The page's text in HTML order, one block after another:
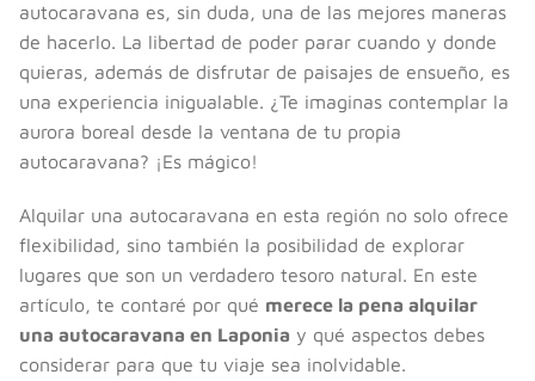
autocaravana es, sin duda, una de las mejores maneras
de hacerlo. La libertad de poder parar cuando y donde
quieras, además de disfrutar de paisajes de ensueño, es
una experiencia inigualable. ¿Te imaginas contemplar la
aurora boreal desde la ventana de tu propia
autocaravana? ¡Es mágico!
Alquilar una autocaravana en esta región no solo ofrece
flexibilidad, sino también la posibilidad de explorar
lugares que son un verdadero tesoro natural. En este
artículo, te contaré por qué merece la pena alquilar
una autocaravana en Laponia y qué aspectos debes
considerar para que tu viaje sea inolvidable.